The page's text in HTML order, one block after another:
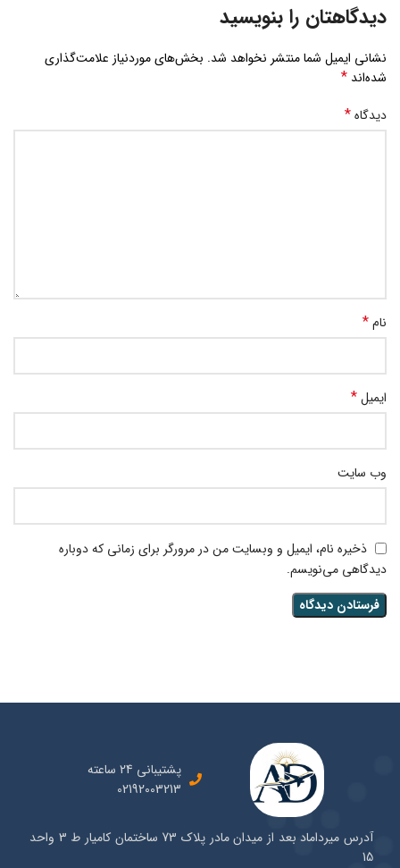
دیدگاهتان را بنویسید
نشانی ایمیل شما منتشر نخواهد شد. بخش‌های موردنیاز علامت‌گذاری
شده‌اند *
دیدگاه*
نام*
ایمیل*
وب‌ سایت
ذخیره نام، ایمیل و وبسایت من در مرورگر برای زمانی که دوباره
دیدگاهی می‌نویسم.
پشتیبانی 24 ساعته
02192003213
آدرس میرداماد بعد از میدان مادر پلاک 73 ساختمان کامیار ط 3 واحد
15